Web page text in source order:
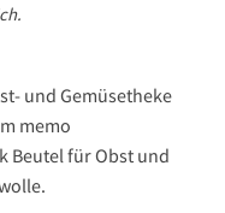
und Gemüsetheke
memo
Beutel für Obst und